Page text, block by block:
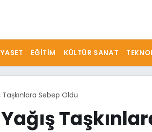
EĞITIM KÜLTÜR SANAT
Sebep Oldu